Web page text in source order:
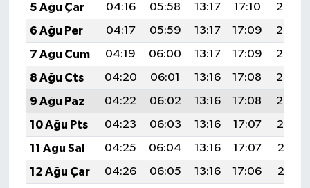
5 Ağu Çar
04:16 05:58 13:17 17:10
20:25
6 Ağu Per
04:17 05:59 13:17 17:09
20:24
7 Ağu Cum
04:19 06:00 13:17 17:09
20:23
8 Ağu Cts
04:20 06:01 13:16 17:08
20:22
9 Ağu Paz
04:22 06:02 13:16 17:08
20:20
10 Ağu Pts
04:23 06:03 13:16 17:07
20:19
11 Ağu Sal
04:25 06:04 13:16 17:07
20:18
12 Ağu Çar
04:26 06:05 13:16 17:06
20:17